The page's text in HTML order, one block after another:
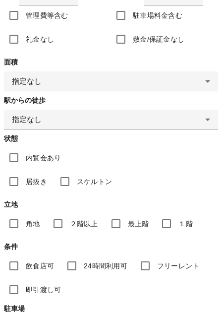
管理費等含む 駐車場料金含む
礼金なし 敷金/保証金なし
面積
指定なし
駅からの徒歩
指定なし
状態
内覧会あり
居抜き スケルトン
立地
角地 ２階以上 最上階 １階
条件
飲食店可 24時間利用可 フリーレント
即引渡し可
駐車場